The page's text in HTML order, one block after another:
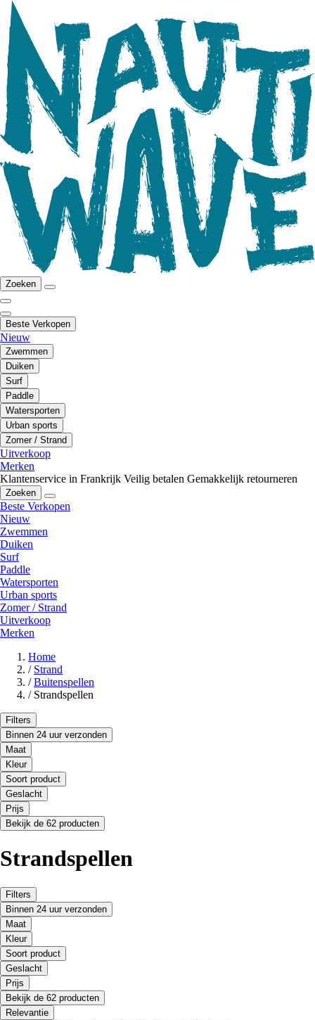
Zoeken
Beste Verkopen
Nieuw
Zwemmen
Duiken
Surf
Paddle
Watersporten
Urban sports
Zomer / Strand
Uitverkoop
Merken
Klantenservice in Frankrijk Veilig betalen Gemakkelijk retourneren
Zoeken
Beste Verkopen
Nieuw
Zwemmen
Duiken
Surf
Paddle
Watersporten
Urban sports
Zomer / Strand
Uitverkoop
Merken
Home
/ Strand
/ Buitenspellen
/ Strandspellen
Filters
Binnen 24 uur verzonden
Maat
Kleur
Soort product
Geslacht
Prijs
Bekijk de 62 producten
Strandspellen
Filters
Binnen 24 uur verzonden
Maat
Kleur
Soort product
Geslacht
Prijs
Bekijk de 62 producten
Relevantie